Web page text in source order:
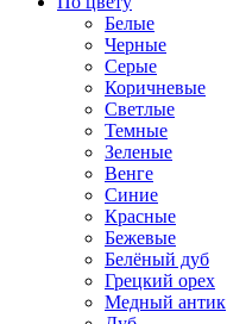
Белые
Черные
Серые
Коричневые
Светлые
Темные
Зеленые
Венге
Синие
Красные
Бежевые
Белёный дуб
Грецкий орех
Медный антик